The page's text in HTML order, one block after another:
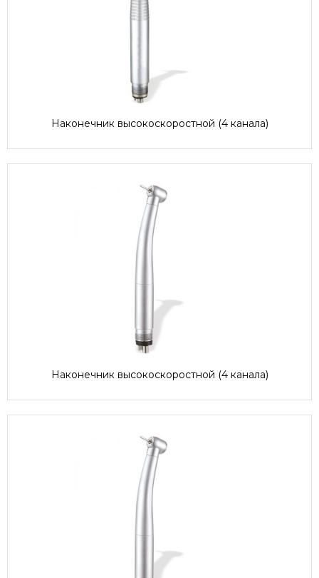
Наконечник высокоскоростной (4 канала)
Наконечник высокоскоростной (4 канала)